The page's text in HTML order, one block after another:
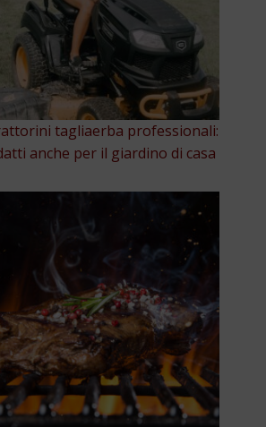
tagliaerba professionali:
anche per il giardino di casa